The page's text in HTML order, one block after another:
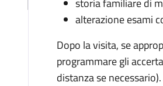
storia familiare di
alterazione esami
Dopo la visita, se
programmare gli
distanza se necessario).